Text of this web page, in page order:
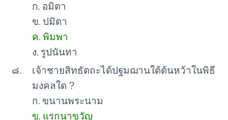
ก. อมิตา
ข. ปมิตา
ค. พิมพา
ง. รูปนันทา
๘.
เจ้าชายสิทธัตถะได้ปฐมฌานใต้ต้นหว้าในพิธี
มงคลใด ?
ก. ขนานพระนาม
ข. แรกนาขวัญ